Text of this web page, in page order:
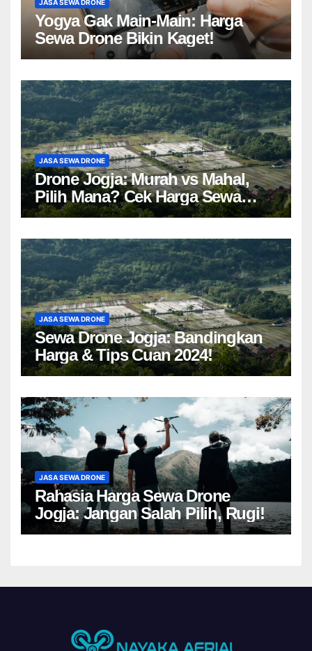
JASA SEWA DRONE
Yogya Gak Main-Main: Harga
Sewa Drone Bikin Kaget!
JASA SEWA DRONE
Drone Jogja: Murah vs Mahal,
Pilih Mana? Cek Harga Sewa
Drone Yogyakarta!
JASA SEWA DRONE
Sewa Drone Jogja: Bandingkan
Harga & Tips Cuan 2024!
JASA SEWA DRONE
Rahasia Harga Sewa Drone
Jogja: Jangan Salah Pilih, Rugi!